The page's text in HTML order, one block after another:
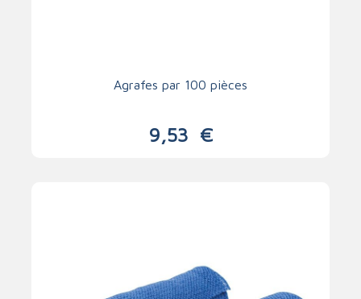
Agrafes par 100 pièces
9,53 €